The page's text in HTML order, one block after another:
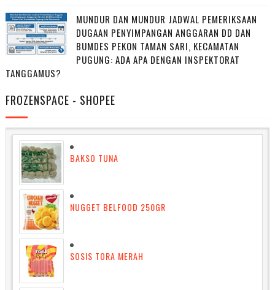
MUNDUR DAN MUNDUR JADWAL PEMERIKSAAN
DUGAAN PENYIMPANGAN ANGGARAN DD DAN
BUMDES PEKON TAMAN SARI, KECAMATAN
PUGUNG: ADA APA DENGAN INSPEKTORAT
TANGGAMUS?
FROZENSPACE - SHOPEE
BAKSO TUNA
NUGGET BELFOOD 250GR
SOSIS TORA MERAH